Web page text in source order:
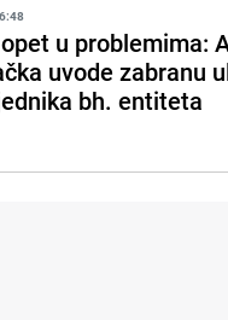
u problemima:
uvode zabranu
bh. entiteta